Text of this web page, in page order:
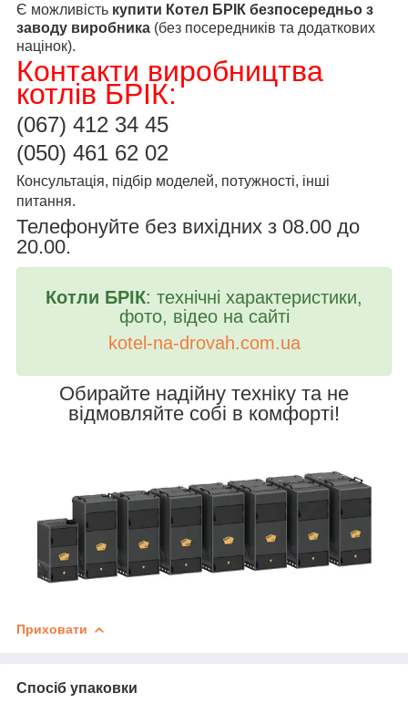
Є можливість купити Котел БРІК безпосередньо з
заводу виробника (без посередників та додаткових
націнок).
Контакти виробництва
котлів БРІК:
(067) 412 34 45
(050) 461 62 02
Консультація, підбір моделей, потужності, інші
питання.
Телефонуйте без вихідних з 08.00 до
20.00.
Котли БРІК: технічні характеристики,
фото, відео на сайті
kotel-na-drovah.com.ua
Обирайте надійну техніку та не
відмовляйте собі в комфорті!
Приховати
Спосіб упаковки